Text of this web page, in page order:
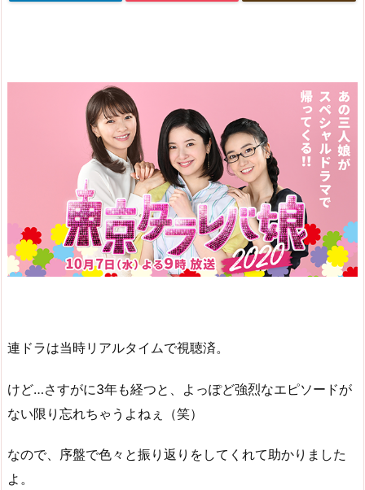
連ドラは当時リアルタイムで視聴済。
けど…さすがに3年も経つと、よっぽど強烈なエピソードが
ない限り忘れちゃうよねぇ（笑）
なので、序盤で色々と振り返りをしてくれて助かりました
よ。